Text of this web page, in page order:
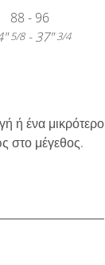
88 - 96
5/8- 37"3/4
ή ένα μικρότερο
στο μέγεθος.